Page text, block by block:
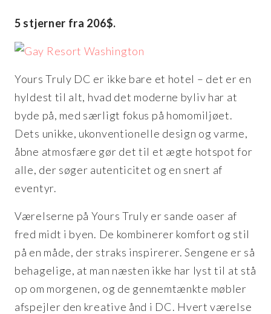
5 stjerner fra 206$.
Yours Truly DC er ikke bare et hotel – det er en
hyldest til alt, hvad det moderne byliv har at
byde på, med særligt fokus på homomiljøet.
Dets unikke, ukonventionelle design og varme,
åbne atmosfære gør det til et ægte hotspot for
alle, der søger autenticitet og en snert af
eventyr.
Værelserne på Yours Truly er sande oaser af
fred midt i byen. De kombinerer komfort og stil
på en måde, der straks inspirerer. Sengene er så
behagelige, at man næsten ikke har lyst til at stå
op om morgenen, og de gennemtænkte møbler
afspejler den kreative ånd i DC. Hvert værelse